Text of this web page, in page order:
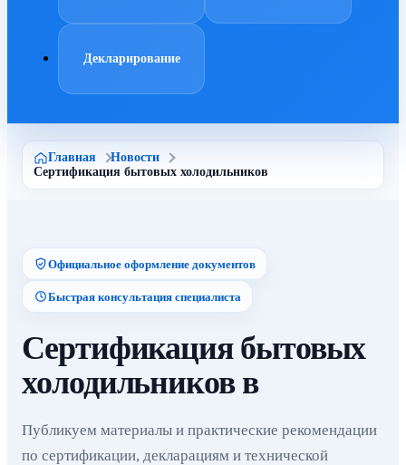
Декларирование
Главная
Новости
Сертификация бытовых холодильников
Официальное оформление документов
Быстрая консультация специалиста
Сертификация бытовых
холодильников в
Публикуем материалы и практические рекомендации
по сертификации, декларациям и технической